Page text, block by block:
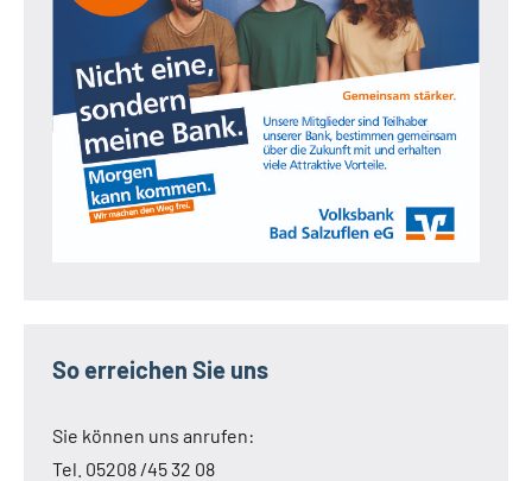
So erreichen Sie uns
Sie können uns anrufen:
Tel. 05208 /45 32 08